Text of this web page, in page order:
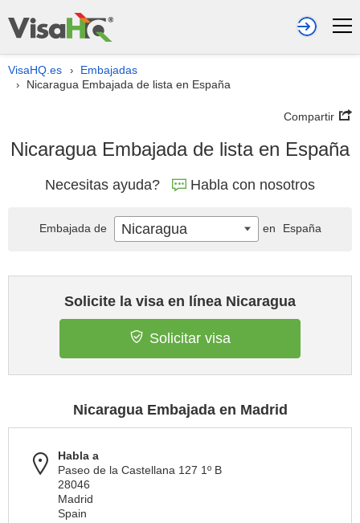
VisaHQ.es › Embajadas
› Nicaragua Embajada de lista en España
Compartir
Nicaragua Embajada de lista en España
Necesitas ayuda? Habla con nosotros
Solicite la visa en línea Nicaragua
Solicitar visa
Nicaragua Embajada en Madrid
Habla a
Paseo de la Castellana 127 1º B
28046
Madrid
Spain
Embajada de Nicaragua en España